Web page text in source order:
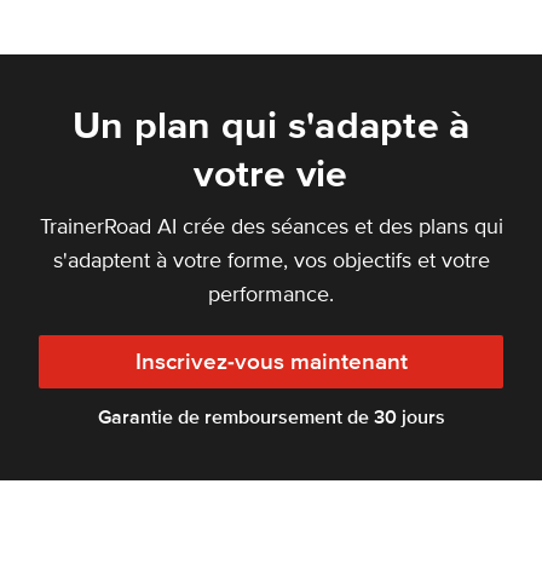
Un plan qui s'adapte à
votre vie
TrainerRoad AI crée des séances et des plans qui
s'adaptent à votre forme, vos objectifs et votre
performance.
Inscrivez-vous maintenant
Garantie de remboursement de 30 jours